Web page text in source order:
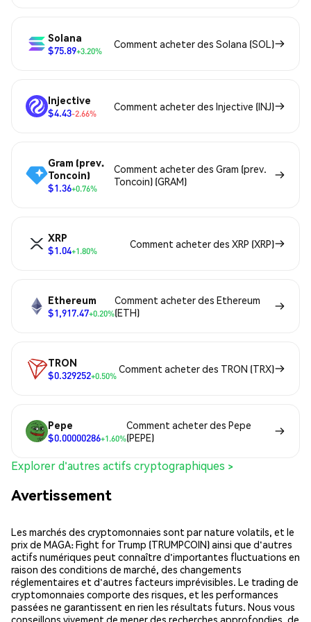
Solana
$75.89+3.20%
Comment acheter des Solana (SOL)
Injective
$4.43-2.66%
Comment acheter des Injective (INJ)
Gram (prev.
Toncoin)
$1.36+0.76%
Comment acheter des Gram (prev.
Toncoin) (GRAM)
XRP
$1.04+1.80%
Comment acheter des XRP (XRP)
Ethereum
$1,917.47+0.20%
Comment acheter des Ethereum
(ETH)
TRON
$0.329252+0.50%
Comment acheter des TRON (TRX)
Pepe
$0.00000286+1.60%
Comment acheter des Pepe
(PEPE)
Explorer d'autres actifs cryptographiques >
Avertissement
Les marchés des cryptomonnaies sont par nature volatils, et le
prix de MAGA: Fight for Trump (TRUMPCOIN) ainsi que d'autres
actifs numériques peut connaître d'importantes fluctuations en
raison des conditions de marché, des changements
réglementaires et d'autres facteurs imprévisibles. Le trading de
cryptomonnaies comporte des risques, et les performances
passées ne garantissent en rien les résultats futurs. Nous vous
conseillons vivement de mener des recherches approfondies, de